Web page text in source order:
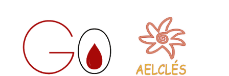
contenido